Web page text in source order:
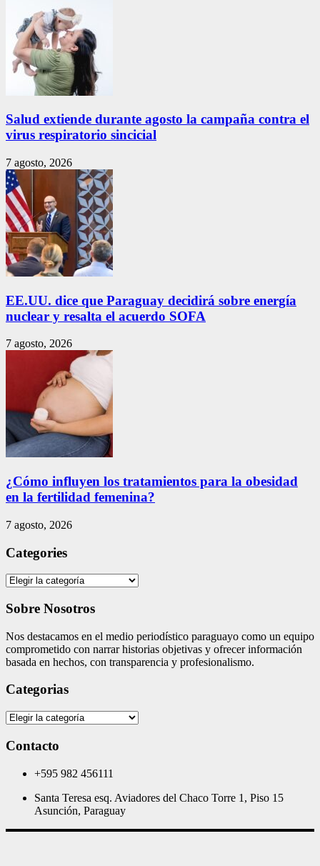
Salud extiende durante agosto la campaña contra el
virus respiratorio sincicial
7 agosto, 2026
EE.UU. dice que Paraguay decidirá sobre energía
nuclear y resalta el acuerdo SOFA
7 agosto, 2026
¿Cómo influyen los tratamientos para la obesidad
en la fertilidad femenina?
7 agosto, 2026
Categories
Categories
Sobre Nosotros
Nos destacamos en el medio periodístico paraguayo como un equipo
comprometido con narrar historias objetivas y ofrecer información
basada en hechos, con transparencia y profesionalismo.
Categorias
Categorias
Contacto
+595 982 456111
Santa Teresa esq. Aviadores del Chaco Torre 1, Piso 15
Asunción, Paraguay